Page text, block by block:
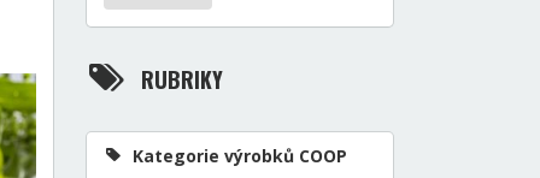
RUBRIKY
Kategorie výrobků COOP